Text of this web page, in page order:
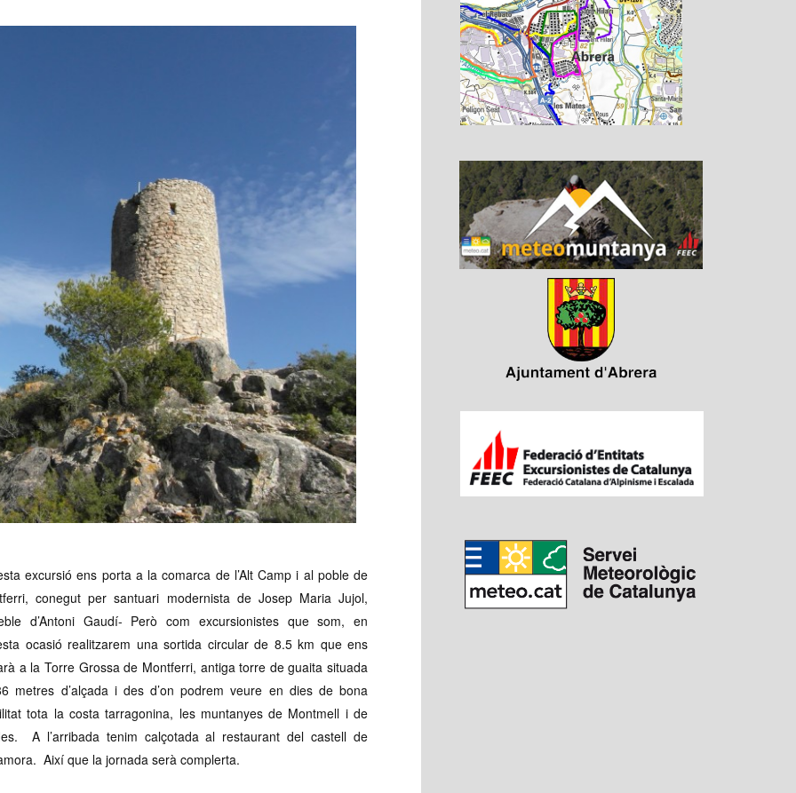
excursió ens porta a la comarca de l’Alt Camp i al poble de
conegut per santuari modernista de Josep Maria Jujol,
d’Antoni Gaudí- Però com excursionistes que som, en
ocasió realitzarem una sortida circular de 8.5 km que ens
a la Torre Grossa de Montferri, antiga torre de guaita situada
metres d’alçada i des d’on podrem veure en dies de bona
tota la costa tarragonina, les muntanyes de Montmell i de
A l’arribada tenim calçotada al restaurant del castell de
Així que la jornada serà complerta.